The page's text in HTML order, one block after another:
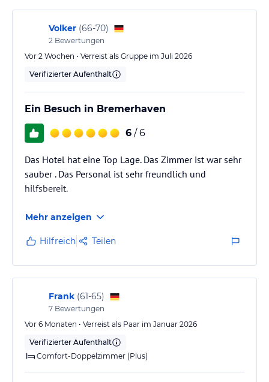
Gastronomie im Hotel
Vertrauen Sie dem Leitsatz „Auf zu neuen Ufern“ und entdecken Sie
unser Restaurant STROM. Innovative Gerichte, saisonale Trends,
Weser macht Ihren Restaurantbesuch dabei unvergesslich.
Hinweis: Allgemeine und unverbindliche
ohne Gewähr und ohne Prüfung durch HolidayCheck. Bitte
lies vor der Buchung die verbindlichen
Angebotsdetails
Volker (66-70)
2 Bewertungen
Vor 2 Wochen • Verreist als Gruppe im Juli 2026
Verifizierter Aufenthalt
Ein Besuch in Bremerhaven
6 / 6
Das Hotel hat eine Top Lage. Das Zimmer ist war sehr
sauber . Das Personal ist sehr freundlich und
hilfsbereit.
Mehr anzeigen
Hilfreich Teilen
Frank (61-65)
7 Bewertungen
Vor 6 Monaten • Verreist als Paar im Januar 2026
Verifizierter Aufenthalt
Comfort-Doppelzimmer (Plus)